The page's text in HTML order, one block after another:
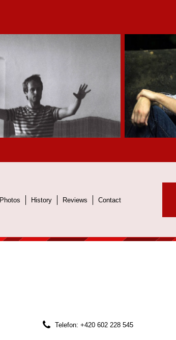
Photos History Reviews Contact
Telefon: +420 602 228 545